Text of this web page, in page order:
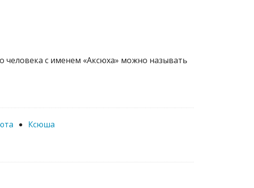
человека с именем «Аксюха» можно называть
Ксюша